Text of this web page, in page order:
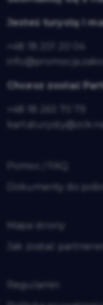
Jesteś turystą i
Chcesz zostać
Dokumenty do
Mapa strony
Jak zostać
Regulamin